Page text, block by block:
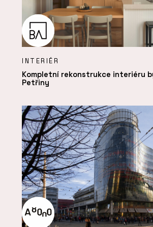
INTERIÉR
Kompletní rekonstrukce interiéru
Petřiny